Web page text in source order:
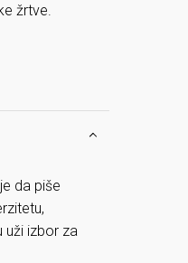
žrtve.
da piše
uži izbor za